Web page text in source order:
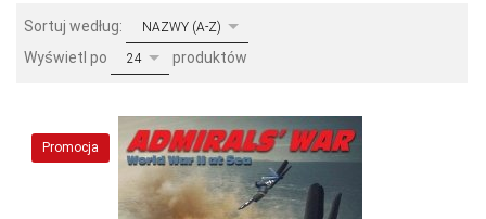
Sortuj według: sortNAZWY (A-Z)
Wyświetl po pop24 produktów
Promocja